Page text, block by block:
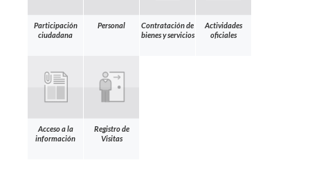
Participación
ciudadana
Personal
Contratación de
bienes y servicios
Actividades
oficiales
Acceso a la
información
Registro de
Visitas